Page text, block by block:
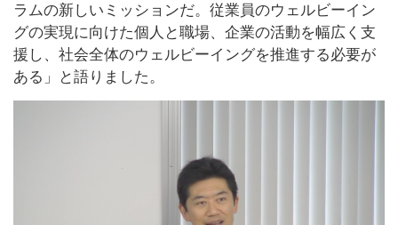
ラムの新しいミッションだ。従業員のウェルビーイン
グの実現に向けた個人と職場、企業の活動を幅広く支
援し、社会全体のウェルビーイングを推進する必要が
ある」と語りました。